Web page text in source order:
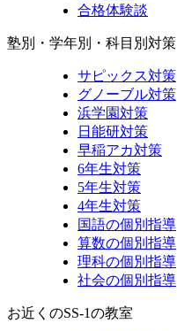
合格体験談
塾別・学年別・科目別対策
サピックス対策
グノーブル対策
浜学園対策
日能研対策
早稲アカ対策
6年生対策
5年生対策
4年生対策
国語の個別指導
算数の個別指導
理科の個別指導
社会の個別指導
お近くのSS-1の教室